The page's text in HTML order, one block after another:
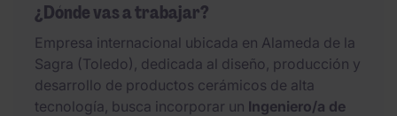
¿Dónde vas a trabajar?
Empresa internacional ubicada en Alameda de la
Sagra (Toledo), dedicada al diseño, producción y
desarrollo de productos cerámicos de alta
tecnología, busca incorporar un Ingeniero/a de